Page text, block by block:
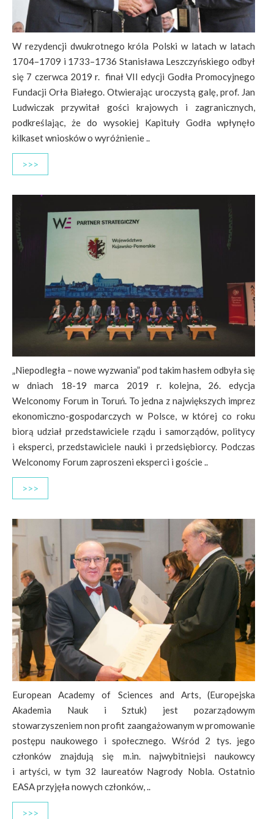
W rezydencji dwukrotnego króla Polski w latach w latach
1704–1709 i 1733–1736 Stanisława Leszczyńskiego odbył
się 7 czerwca 2019 r. finał VII edycji Godła Promocyjnego
Fundacji Orła Białego. Otwierając uroczystą galę, prof. Jan
Ludwiczak przywitał gości krajowych i zagranicznych,
podkreślając, że do wysokiej Kapituły Godła wpłynęło
kilkaset wniosków o wyróżnienie ..
>>>
„Niepodległa – nowe wyzwania” pod takim hasłem odbyła się
w dniach 18-19 marca 2019 r. kolejna, 26. edycja
Welconomy Forum in Toruń. To jedna z największych imprez
ekonomiczno-gospodarczych w Polsce, w której co roku
biorą udział przedstawiciele rządu i samorządów, politycy
i eksperci, przedstawiciele nauki i przedsiębiorcy. Podczas
Welconomy Forum zaproszeni eksperci i goście ..
>>>
European Academy of Sciences and Arts, (Europejska
Akademia Nauk i Sztuk) jest pozarządowym
stowarzyszeniem non profit zaangażowanym w promowanie
postępu naukowego i społecznego. Wśród 2 tys. jego
członków znajdują się m.in. najwybitniejsi naukowcy
i artyści, w tym 32 laureatów Nagrody Nobla. Ostatnio
EASA przyjęła nowych członków, ..
>>>